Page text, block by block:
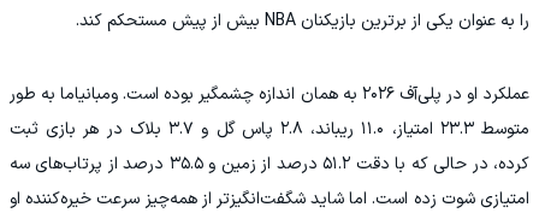
را به عنوان یکی از برترین بازیکنان NBA بیش از پیش مستحکم کند.
عملکرد او در پلی‌آف ۲۰۲۶ به همان اندازه چشمگیر بوده است. ومبانیاما به طور
متوسط ۲۳.۳ امتیاز، ۱۱.۰ ریباند، ۲.۸ پاس گل و ۳.۷ بلاک در هر بازی ثبت
کرده، در حالی که با دقت ۵۱.۲ درصد از زمین و ۳۵.۵ درصد از پرتاب‌های سه
امتیازی شوت زده است. اما شاید شگفت‌انگیزتر از همه‌چیز سرعت خیره‌کننده او